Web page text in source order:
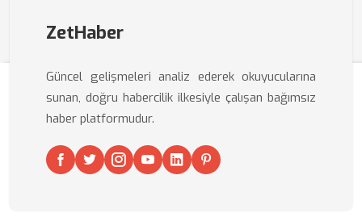
ZetHaber
Güncel gelişmeleri analiz ederek okuyucularına
sunan, doğru habercilik ilkesiyle çalışan bağımsız
haber platformudur.